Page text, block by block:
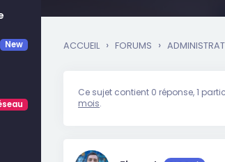
New ACCUEIL › FORUMS ›
Ce sujet contient 0 réponse, 1
mois.